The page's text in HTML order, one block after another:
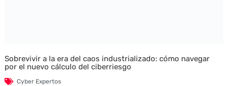
Sobrevivir a la era del caos industrializado: cómo navegar
por el nuevo cálculo del ciberriesgo
Cyber Expertos